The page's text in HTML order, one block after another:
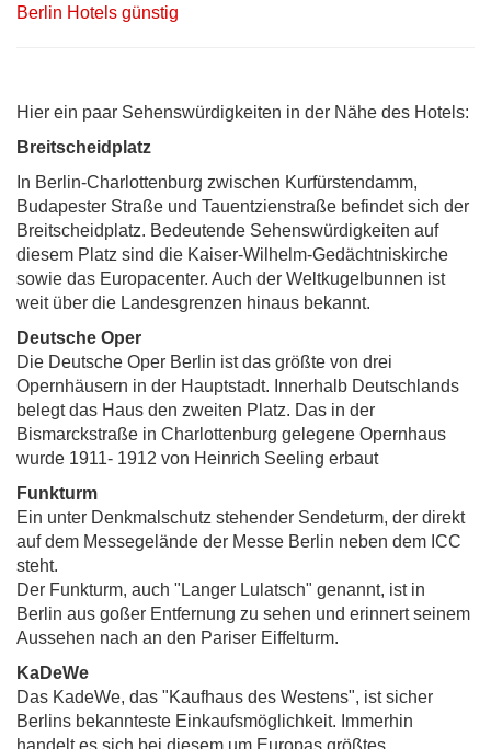
Berlin Hotels günstig
Hier ein paar Sehenswürdigkeiten in der Nähe des Hotels:
Breitscheidplatz
In Berlin-Charlottenburg zwischen Kurfürstendamm,
Budapester Straße und Tauentzienstraße befindet sich der
Breitscheidplatz. Bedeutende Sehenswürdigkeiten auf
diesem Platz sind die Kaiser-Wilhelm-Gedächtniskirche
sowie das Europacenter. Auch der Weltkugelbunnen ist
weit über die Landesgrenzen hinaus bekannt.
Deutsche Oper
Die Deutsche Oper Berlin ist das größte von drei
Opernhäusern in der Hauptstadt. Innerhalb Deutschlands
belegt das Haus den zweiten Platz. Das in der
Bismarckstraße in Charlottenburg gelegene Opernhaus
wurde 1911- 1912 von Heinrich Seeling erbaut
Funkturm
Ein unter Denkmalschutz stehender Sendeturm, der direkt
auf dem Messegelände der Messe Berlin neben dem ICC
steht.
Der Funkturm, auch "Langer Lulatsch" genannt, ist in
Berlin aus goßer Entfernung zu sehen und erinnert seinem
Aussehen nach an den Pariser Eiffelturm.
KaDeWe
Das KadeWe, das "Kaufhaus des Westens", ist sicher
Berlins bekannteste Einkaufsmöglichkeit. Immerhin
handelt es sich bei diesem um Europas größtes